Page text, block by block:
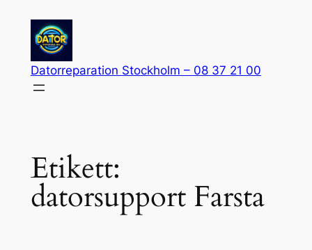
innehåll
Datorreparation Stockholm – 08 37 21 00
Etikett:
datorsupport Farsta